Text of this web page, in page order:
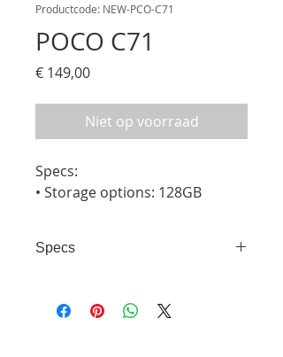
Productcode: NEW-PCO-C71
POCO C71
€ 149,00Prijs
Niet op voorraad
Specs:
• Storage options: 128GB
Specs